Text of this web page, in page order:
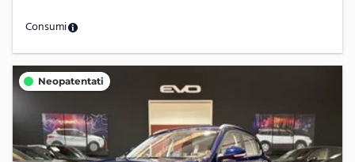
Consumi
Neopatentati